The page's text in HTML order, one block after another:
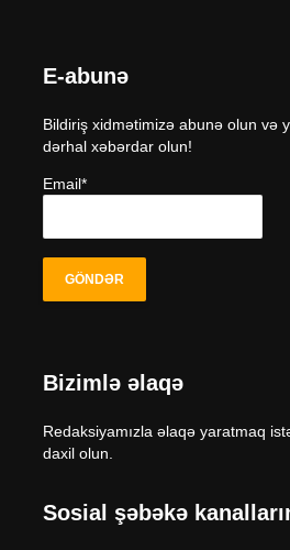
E-abunə
Bildiriş xidmətimizə abunə olun və
dərhal xəbərdar olun!
Email*
Bizimlə əlaqə
Redaksiyamızla əlaqə yaratmaq
daxil olun.
Sosial şəbəkə